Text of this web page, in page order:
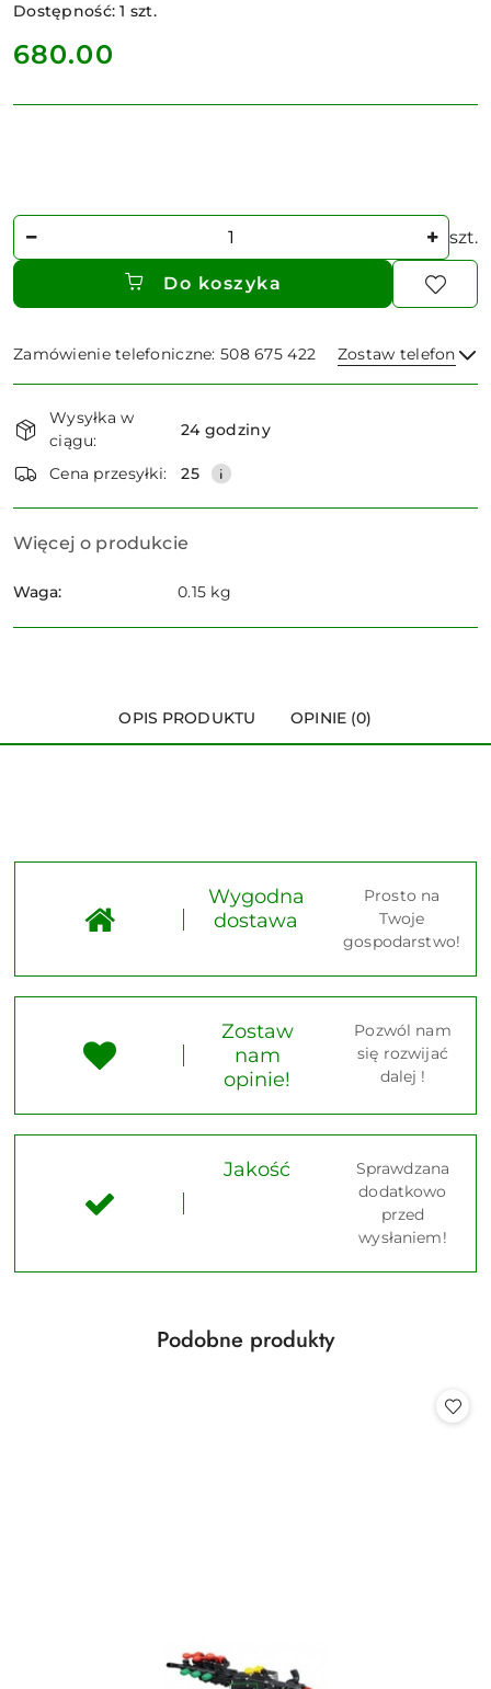
Dostępność:1 szt.
cena:
680.00
Ilość szt.
Do koszyka
Zamówienie telefoniczne: 508 675 422 Zostaw telefon
i
dostawa
Wysyłka w
ciągu:
24 godziny
Cena przesyłki: 25
Więcej o produkcie
Waga: 0.15 kg
OPIS PRODUKTU OPINIE (0)
Wygodna
dostawa
Prosto na
Twoje
gospodarstwo!
Zostaw
nam
opinie!
Pozwól nam
się rozwijać
dalej !
Jakość
Sprawdzana
dodatkowo
przed
wysłaniem!
Pomiń karuzelę produktów
Produkty
Podobne produkty